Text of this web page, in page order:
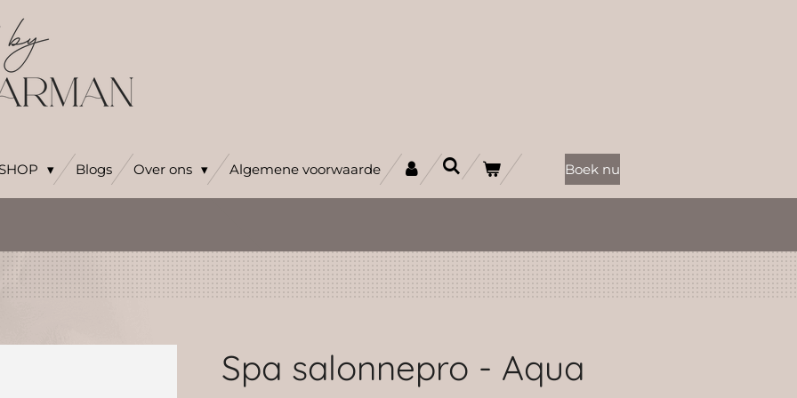
Blogs Over ons Algemene voorwaarde Boek nu
Spa salonnepro - Aqua